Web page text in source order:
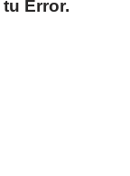
Error.